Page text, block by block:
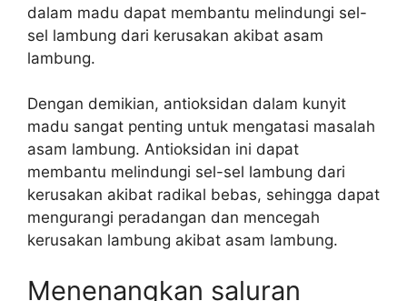
dalam madu dapat membantu melindungi sel-
sel lambung dari kerusakan akibat asam
lambung.
Dengan demikian, antioksidan dalam kunyit
madu sangat penting untuk mengatasi masalah
asam lambung. Antioksidan ini dapat
membantu melindungi sel-sel lambung dari
kerusakan akibat radikal bebas, sehingga dapat
mengurangi peradangan dan mencegah
kerusakan lambung akibat asam lambung.
Menenangkan saluran